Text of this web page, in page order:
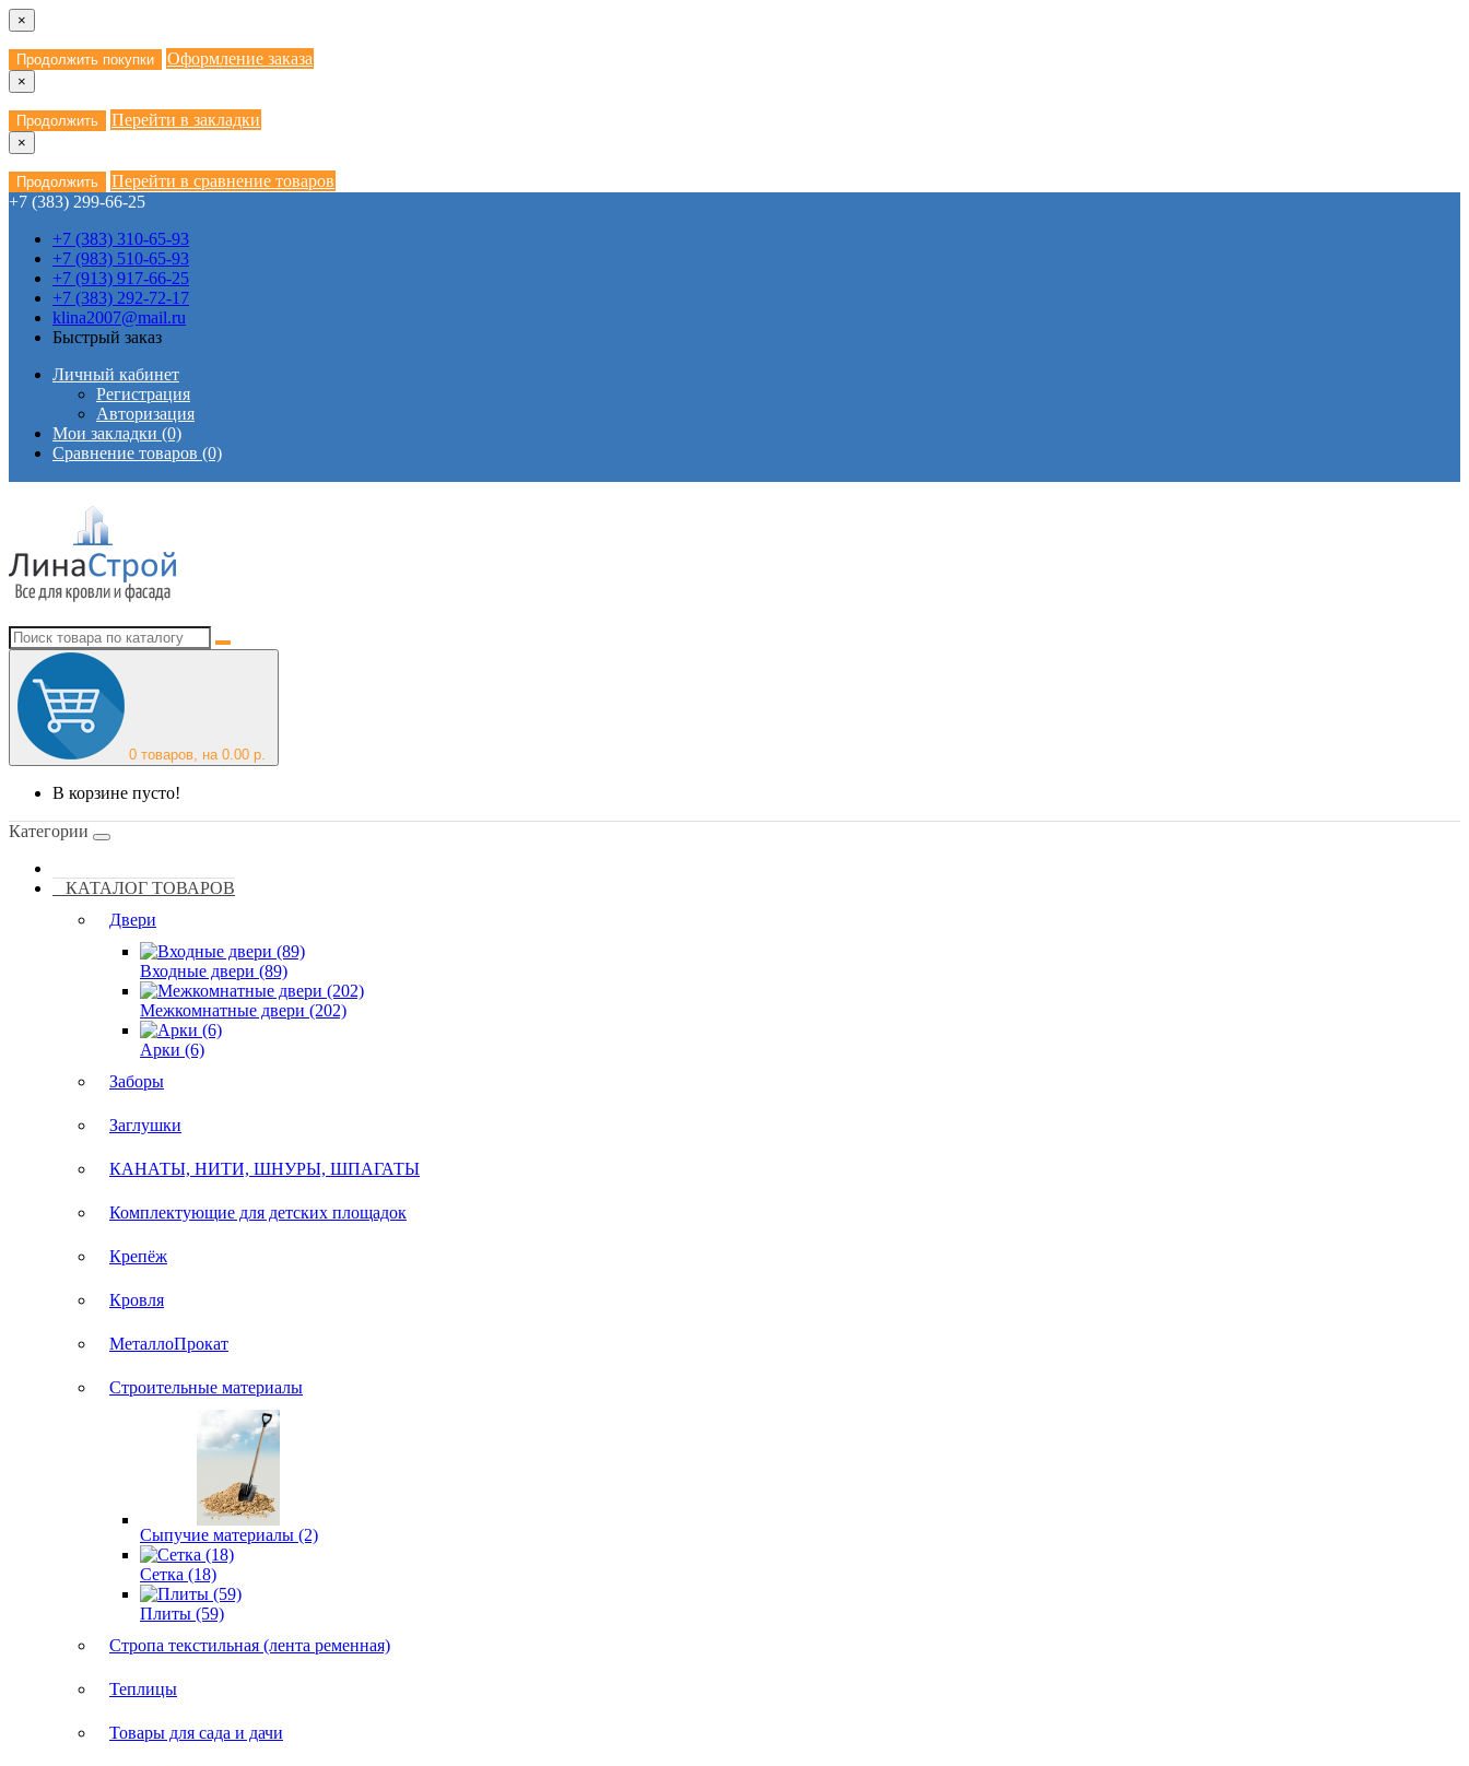
×
Продолжить покупки Оформление заказа
×
Продолжить Перейти в закладки
×
Продолжить
Перейти в сравнение товаров
+7 (383) 299-66-25
+7 (383) 310-65-93
+7 (983) 510-65-93
+7 (913) 917-66-25
+7 (383) 292-72-17
klina2007@mail.ru
Быстрый заказ
Личный кабинет
Регистрация
Авторизация
Мои закладки (0)
Сравнение товаров (0)
0 товаров, на 0.00 р.
В корзине пусто!
Категории
КАТАЛОГ ТОВАРОВ
Двери
Входные двери (89)
Межкомнатные двери (202)
Арки (6)
Заборы
Заглушки
КАНАТЫ, НИТИ, ШНУРЫ, ШПАГАТЫ
Комплектующие для детских площадок
Крепёж
Кровля
МеталлоПрокат
Строительные материалы
Сыпучие материалы (2)
Сетка (18)
Плиты (59)
Стропа текстильная (лента ременная)
Теплицы
Товары для сада и дачи